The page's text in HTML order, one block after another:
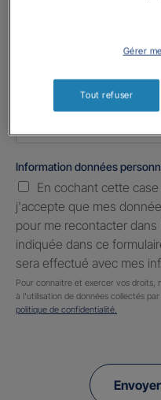
Informations
Information données
En cochant cette
j'accepte que mes
pour me recontacter
indiquée dans ce
sera effectué avec mes
Pour connaitre et exercer vos
à l'utilisation de données collectés
politique de confidentialité.
Gérer
Tout refuser